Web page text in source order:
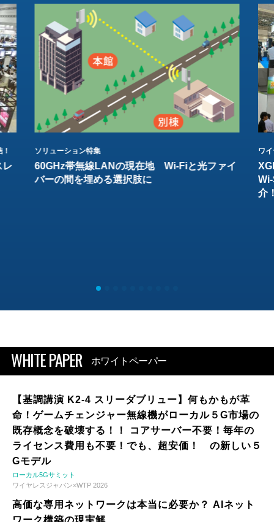
レ
ソリューション特集
60GHz帯無線LANの現在地 Wi-Fiと光ファイ
バーの間を埋める選択肢に
ワ
介
WHITE PAPER ホワイトペーパー
【基調講演 K2-4 スリーダブリュー】何もかもが革
命！ゲームチェンジャー無線機がローカル５G市場の
既存概念を破壊する！！ コアサーバー不要！毎年の
ライセンス費用も不要！でも、超安価！ の新しい５
Gモデル
ローカル5Gサミット
ワイヤレスジャパン×WTP 2026
高価な専用ネットワークは本当に必要か？ AIネット